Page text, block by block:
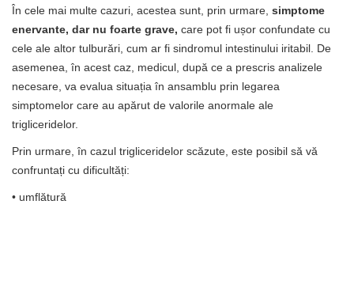
În cele mai multe cazuri, acestea sunt, prin urmare, simptome
enervante, dar nu foarte grave, care pot fi ușor confundate cu
cele ale altor tulburări, cum ar fi sindromul intestinului iritabil. De
asemenea, în acest caz, medicul, după ce a prescris analizele
necesare, va evalua situația în ansamblu prin legarea
simptomelor care au apărut de valorile anormale ale
trigliceridelor.
Prin urmare, în cazul trigliceridelor scăzute, este posibil să vă
confruntați cu dificultăți:
• umflătură